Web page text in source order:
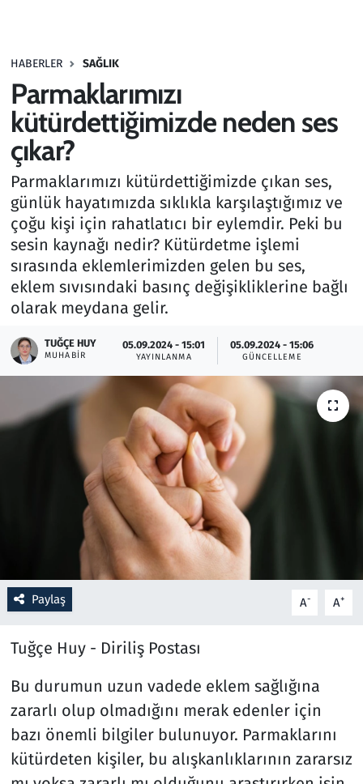
HABERLER SAĞLIK
Parmaklarımızı
kütürdettiğimizde neden ses
çıkar?
Parmaklarımızı kütürdettiğimizde çıkan ses,
günlük hayatımızda sıklıkla karşılaştığımız ve
çoğu kişi için rahatlatıcı bir eylemdir. Peki bu
sesin kaynağı nedir? Kütürdetme işlemi
sırasında eklemlerimizden gelen bu ses,
eklem sıvısındaki basınç değişikliklerine bağlı
olarak meydana gelir.
TUĞÇE HUY
MUHABIR
05.09.2024 - 15:01
YAYINLANMA
05.09.2024 - 15:06
GÜNCELLEME
Paylaş A- A+
Tuğçe Huy - Diriliş Postası
Bu durumun uzun vadede eklem sağlığına
zararlı olup olmadığını merak edenler için
bazı önemli bilgiler bulunuyor. Parmaklarını
kütürdeten kişiler, bu alışkanlıklarının zararsız
Haber
Kültür Sanat
Kurumsal Haberler
Lezzet Durağı
Memur ve Kamu
Otomobil
Oyun
Ramazan
Resmi İlanlar
Rüya Tabirleri
Sağlık
Savunma Sanayi
Spor
Teknoloji ve Bilim
Televizyon